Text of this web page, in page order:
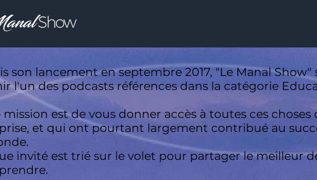
son lancement en septembre 2017, "Le Manal
l'un des podcasts références dans la catégorie
est de vous donner accès à toutes ces choses
et qui ont pourtant largement contribué au
invité est trié sur le volet pour partager le meilleur